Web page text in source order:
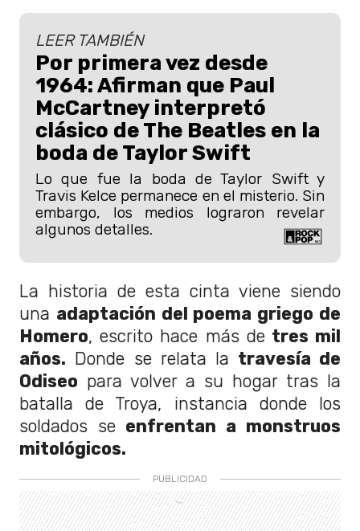
LEER TAMBIÉN
Por primera vez desde
1964: Afirman que Paul
McCartney interpretó
clásico de The Beatles en la
boda de Taylor Swift
Lo que fue la boda de Taylor Swift y
Travis Kelce permanece en el misterio. Sin
embargo, los medios lograron revelar
algunos detalles.
La historia de esta cinta viene siendo
una adaptación del poema griego de
Homero, escrito hace más detres mil
años. Donde se relata la travesía de
Odiseo para volver a su hogar tras la
batalla de Troya, instancia donde los
soldados se enfrentan a monstruos
mitológicos.